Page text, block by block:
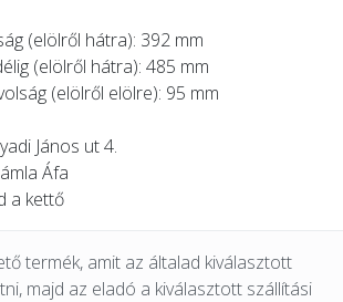
(elölről hátra): 392 mm
(elölről hátra): 485 mm
(elölről elölre): 95 mm
János ut 4.
Áfa
a kettő
termék, amit az általad kiválasztott
majd az eladó a kiválasztott szállítási